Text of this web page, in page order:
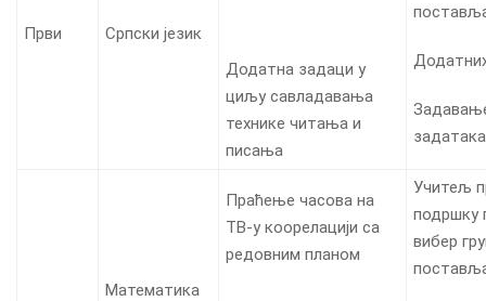
Први Српски језик
Додатна задаци у
циљу савладавања
технике читања и
писања
Математика
Праћење часова на
ТВ-у коорелацији са
редовним планом
Учитељ
подршку
вибер